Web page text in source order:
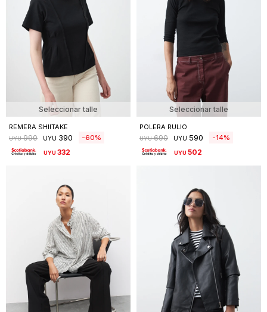
Seleccionar talle
REMERA SHIITAKE
UYU 990 UYU 390 60
UYU332
Seleccionar talle
POLERA RULIO
UYU 690 UYU 590 14
UYU502